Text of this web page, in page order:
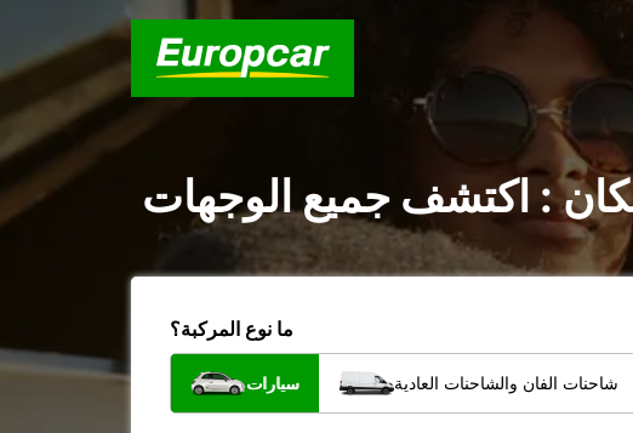
: اكتشف جميع الوجهات
ما نوع المركبة؟
سيارات شاحنات الفان والشاحنات العادية